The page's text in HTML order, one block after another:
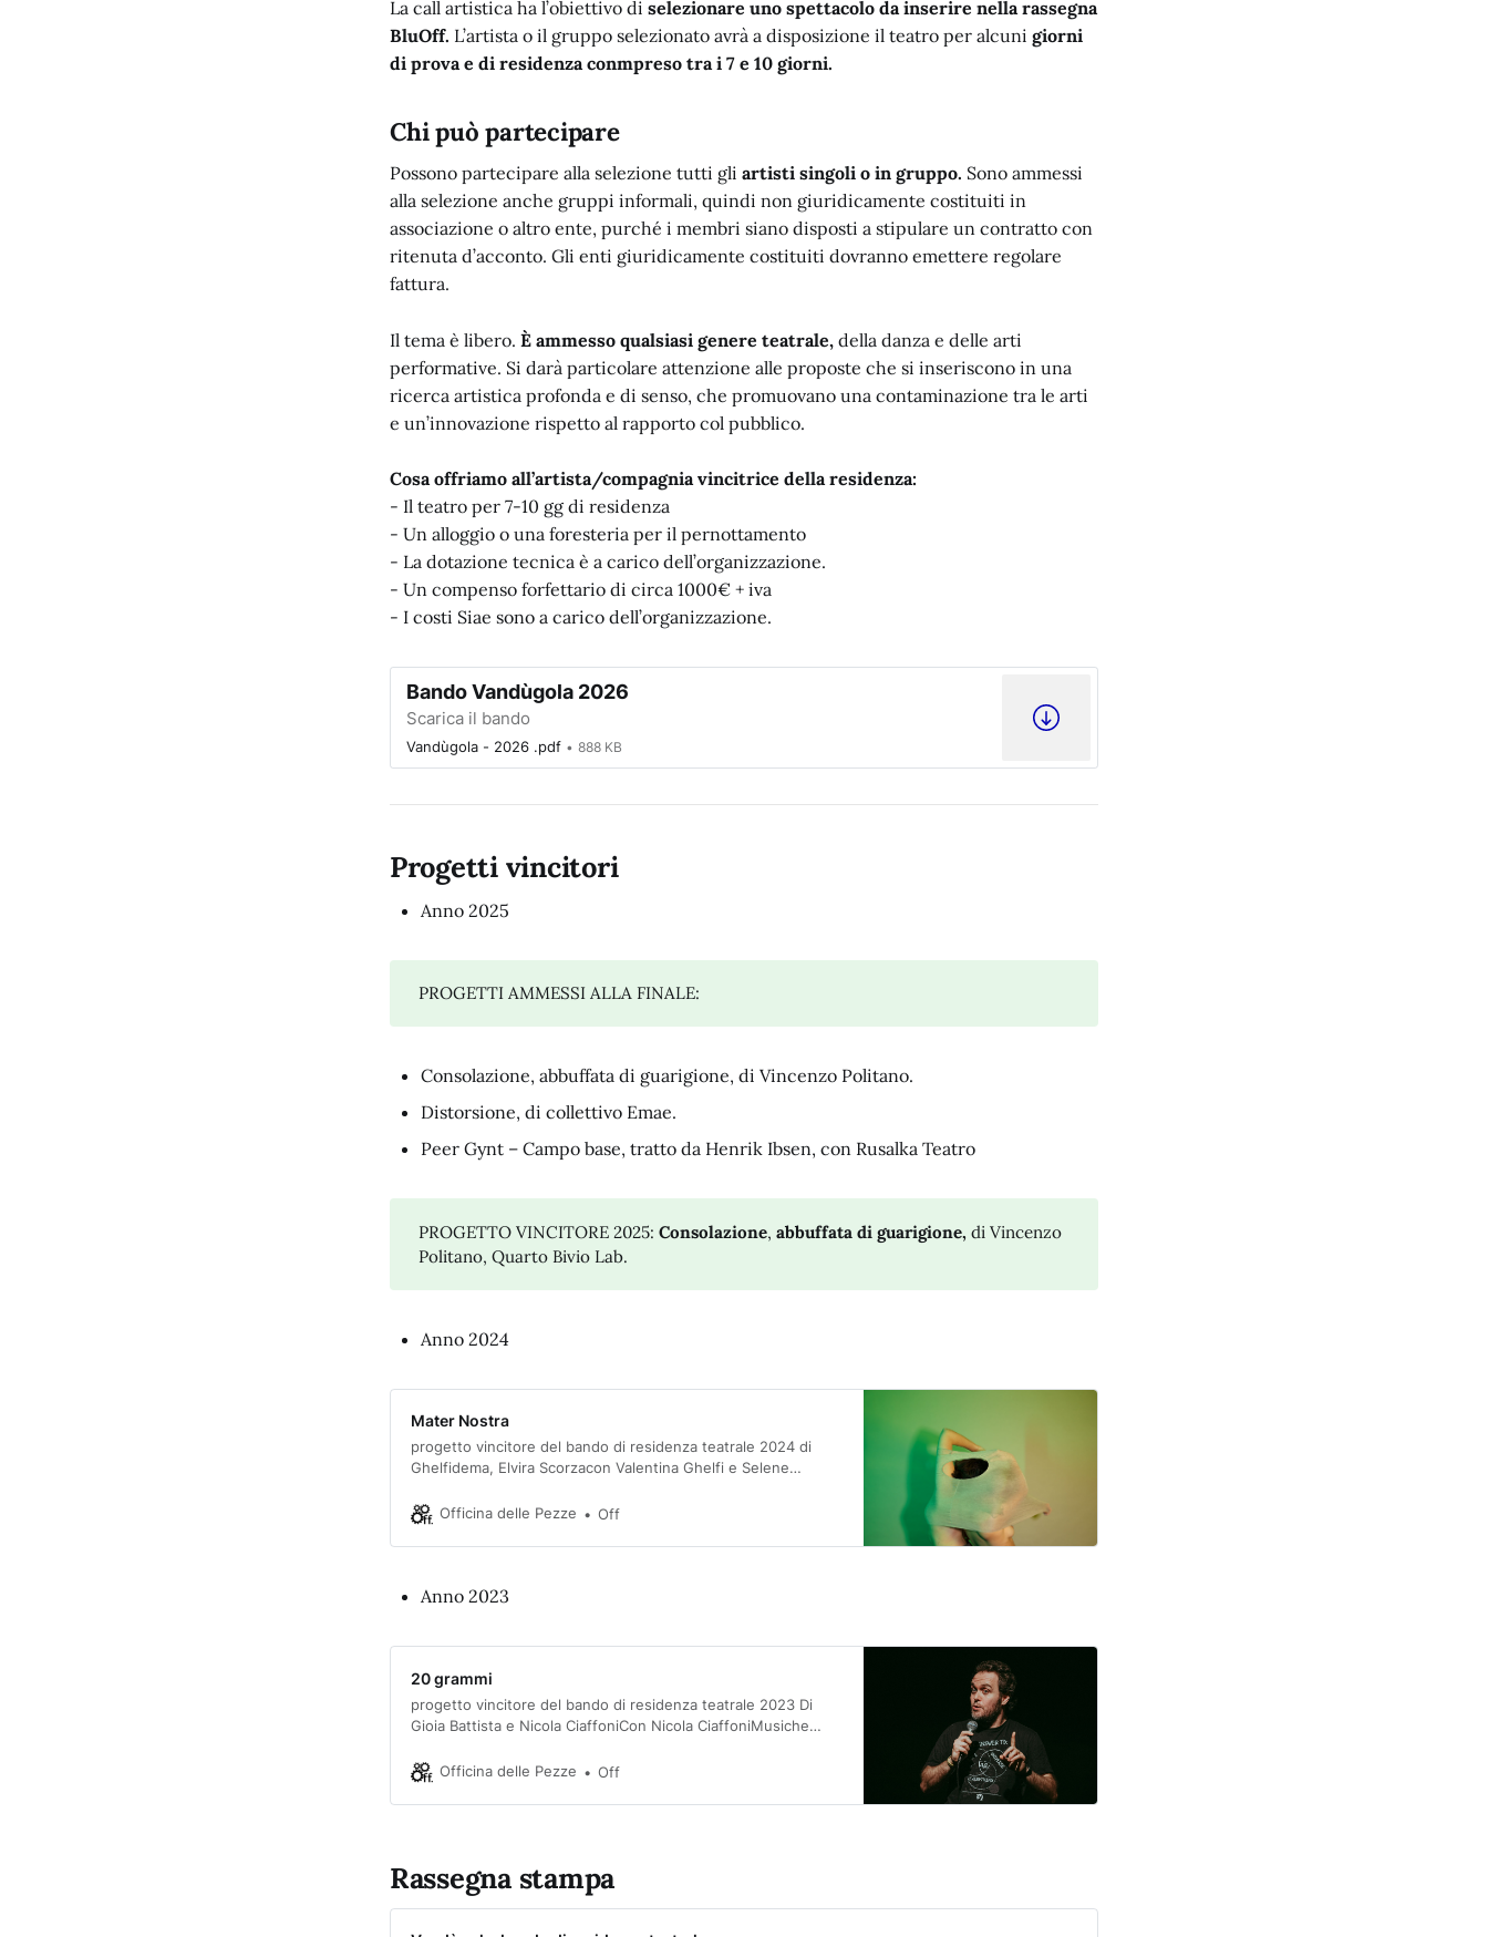
La call artistica ha l’obiettivo di selezionare uno spettacolo da inserire nella rassegna
BluOff. L’artista o il gruppo selezionato avrà a disposizione il teatro per alcuni giorni
di prova e di residenza conmpreso tra i 7 e 10 giorni.
Chi può partecipare
Possono partecipare alla selezione tutti gli artisti singoli o in gruppo. Sono ammessi
alla selezione anche gruppi informali, quindi non giuridicamente costituiti in
associazione o altro ente, purché i membri siano disposti a stipulare un contratto con
ritenuta d’acconto. Gli enti giuridicamente costituiti dovranno emettere regolare
fattura.
Il tema è libero. È ammesso qualsiasi genere teatrale, della danza e delle arti
performative. Si darà particolare attenzione alle proposte che si inseriscono in una
ricerca artistica profonda e di senso, che promuovano una contaminazione tra le arti
e un’innovazione rispetto al rapporto col pubblico.
Cosa offriamo all’artista/compagnia vincitrice della residenza:
- Il teatro per 7-10 gg di residenza
- Un alloggio o una foresteria per il pernottamento
- La dotazione tecnica è a carico dell’organizzazione.
- Un compenso forfettario di circa 1000€ + iva
- I costi Siae sono a carico dell’organizzazione.
Bando Vandùgola 2026
Scarica il bando
Vandùgola - 2026 .pdf 888 KB
Progetti vincitori
Anno 2025
PROGETTI AMMESSI ALLA FINALE:
Consolazione, abbuffata di guarigione, di Vincenzo Politano.
Distorsione, di collettivo Emae.
Peer Gynt – Campo base, tratto da Henrik Ibsen, con Rusalka Teatro
PROGETTO VINCITORE 2025: Consolazione, abbuffata di guarigione, di Vincenzo
Politano, Quarto Bivio Lab.
Anno 2024
Mater Nostra
progetto vincitore del bando di residenza teatrale 2024 di
Ghelfidema, Elvira Scorzacon Valentina Ghelfi e Selene
donne nella Bibbia: da Eva, nata dalla costola di Adamo, a
i…
Officina delle Pezze Off
Anno 2023
20 grammi
progetto vincitore del bando di residenza teatrale 2023 Di
Gioia Battista e Nicola CiaffoniCon Nicola CiaffoniMusiche
Romero di Clara Castagneto Consulenza scientifica Filippo
Giorgi – Premio Nobel 2007Consulenza coreografica Marta
Ciappin…
Officina delle Pezze Off
Rassegna stampa